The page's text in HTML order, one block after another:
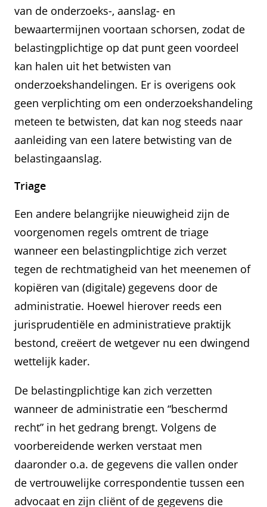
van de onderzoeks-, aanslag- en
bewaartermijnen voortaan schorsen, zodat de
belastingplichtige op dat punt geen voordeel
kan halen uit het betwisten van
onderzoekshandelingen. Er is overigens ook
geen verplichting om een onderzoekshandeling
meteen te betwisten, dat kan nog steeds naar
aanleiding van een latere betwisting van de
belastingaanslag.
Triage
Een andere belangrijke nieuwigheid zijn de
voorgenomen regels omtrent de triage
wanneer een belastingplichtige zich verzet
tegen de rechtmatigheid van het meenemen of
kopiëren van (digitale) gegevens door de
administratie. Hoewel hierover reeds een
jurisprudentiële en administratieve praktijk
bestond, creëert de wetgever nu een dwingend
wettelijk kader.
De belastingplichtige kan zich verzetten
wanneer de administratie een “beschermd
recht” in het gedrang brengt. Volgens de
voorbereidende werken verstaat men
daaronder o.a. de gegevens die vallen onder
de vertrouwelijke correspondentie tussen een
advocaat en zijn cliënt of de gegevens die